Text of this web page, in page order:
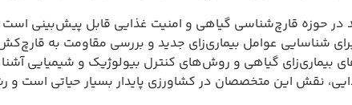
در حوزه قارچ‌شناسی گیاهی و امنیت غذایی قابل پیش‌بینی
شناسایی عوامل بیماری‌زای جدید و بررسی مقاومت به
بیماری‌زای گیاهی و روش‌های کنترل بیولوژیک و شیمیایی آشنا
نقش این متخصصان در کشاورزی پایدار بسیار حیاتی است و